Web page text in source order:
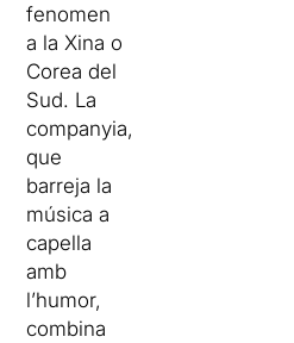
fenomen
a la Xina o
Corea del
Sud. La
companyia,
que
barreja la
música a
capella
amb
l’humor,
combina